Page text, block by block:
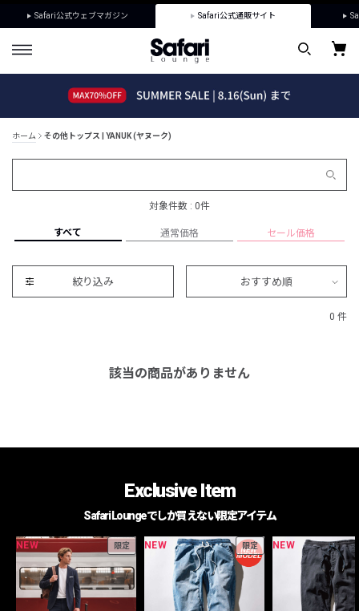
Safari公式ウェブマガジン Safari公式通販サイト
ホーム その他トップス | YANUK (ヤヌーク)
対象件数 : 0件
すべて 通常価格 セール価格
絞り込み おすすめ順
0 件
該当の商品がありません
Exclusive Item
Safari Loungeでしか買えない限定アイテム
NEW 限定 NEW 限定 NEW